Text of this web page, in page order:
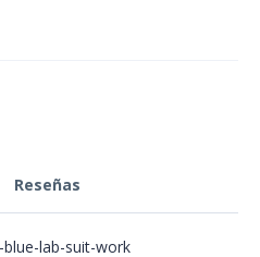
Reseñas